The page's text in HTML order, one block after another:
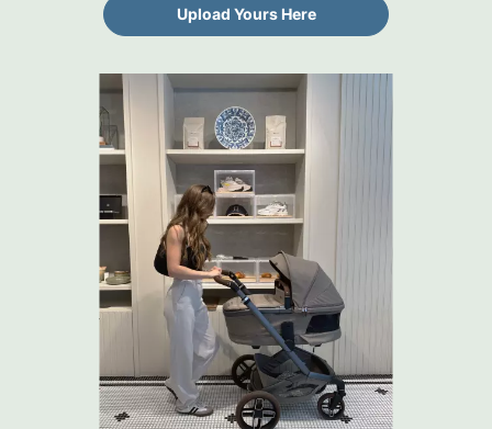
Upload Yours Here
Media Carousel
Carousel with product photos. Use the previous and next